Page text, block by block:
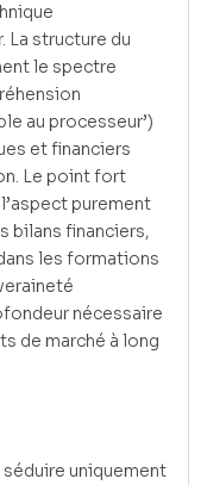
La structure du
le spectre
au processeur’)
et financiers
Le point fort
purement
bilans financiers,
les formations
nécessaire
de marché à long
uniquement